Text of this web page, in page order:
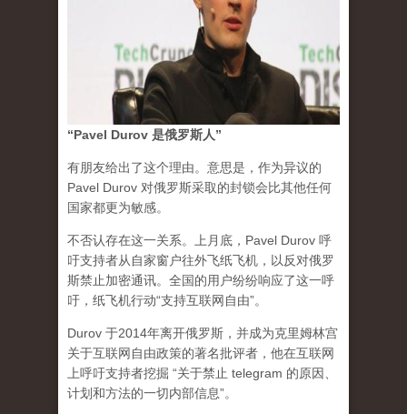
“Pavel Durov 是俄罗斯人”
有朋友给出了这个理由。意思是，作为异议的
Pavel Durov 对俄罗斯采取的封锁会比其他任何
国家都更为敏感。
不否认存在这一关系。上月底，Pavel Durov 呼
吁支持者从自家窗户往外飞纸飞机，以反对俄罗
斯禁止加密通讯。全国的用户纷纷响应了这一呼
吁，纸飞机行动“支持互联网自由”。
Durov 于2014年离开俄罗斯，并成为克里姆林宫
关于互联网自由政策的著名批评者，他在互联网
上呼吁支持者挖掘 “关于禁止 telegram 的原因、
计划和方法的一切内部信息”。